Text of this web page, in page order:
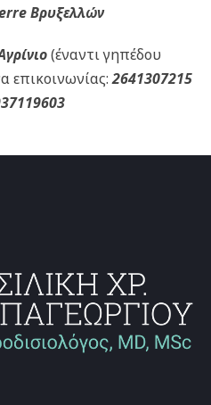
Βρυξελλών
(έναντι γηπέδου
επικοινωνίας:2641307215